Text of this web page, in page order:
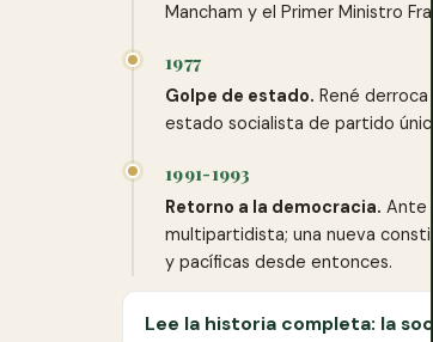
Mancham y el Primer Ministro
1977
Golpe de estado. René
estado socialista de partido
1991-1993
Retorno a la democracia. Ante
multipartidista; una nueva
y pacíficas desde entonces.
Lee la historia completa: la